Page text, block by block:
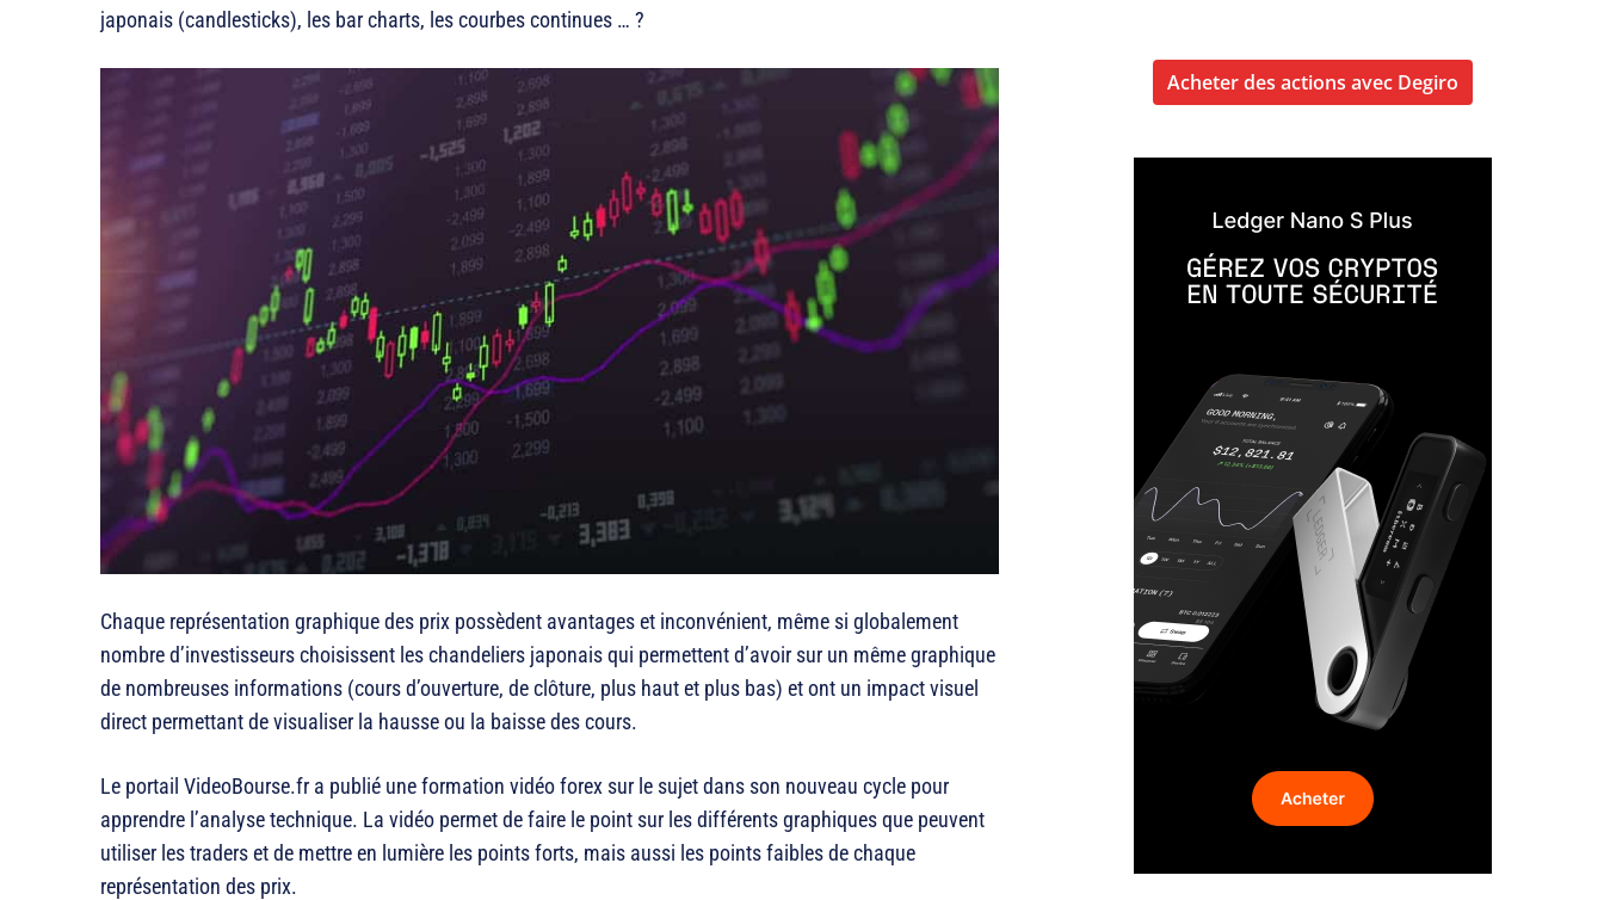
japonais (candlesticks), les bar charts, les courbes continues … ?
Chaque représentation graphique des prix possèdent avantages et inconvénient, même si globalement
nombre d’investisseurs choisissent les chandeliers japonais qui permettent d’avoir sur un même graphique
de nombreuses informations (cours d’ouverture, de clôture, plus haut et plus bas) et ont un impact visuel
direct permettant de visualiser la hausse ou la baisse des cours.
Le portail VideoBourse.fr a publié une formation vidéo forex sur le sujet dans son nouveau cycle pour
apprendre l’analyse technique. La vidéo permet de faire le point sur les différents graphiques que peuvent
utiliser les traders et de mettre en lumière les points forts, mais aussi les points faibles de chaque
représentation des prix.
Acheter des actions avec Degiro